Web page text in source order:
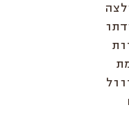
וה־90. החולצה